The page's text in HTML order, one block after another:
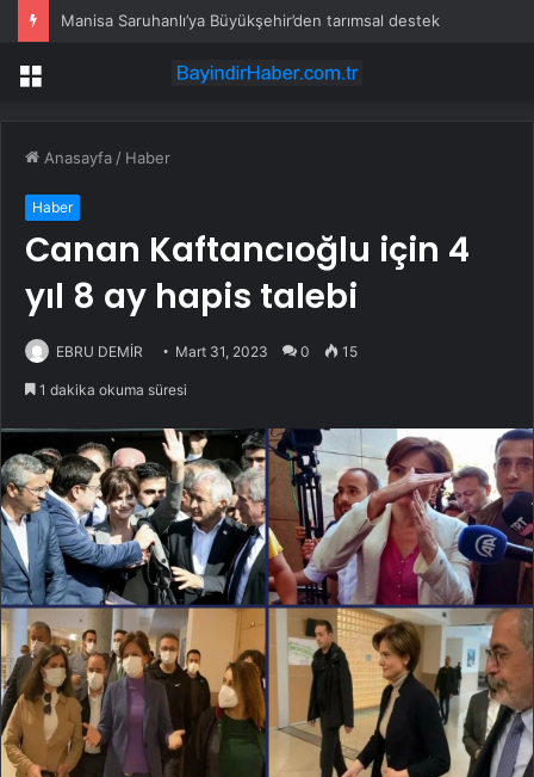
Manisa Saruhanlı’ya Büyükşehir’den tarımsal destek
Menü
Anasayfa / Haber
Haber
Canan Kaftancıoğlu için 4
yıl 8 ay hapis talebi
EBRU DEMİR Mart 31, 2023 0 15
1 dakika okuma süresi